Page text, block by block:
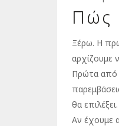
Πώς
Ξέρω. Η
αρχίζουμε
Πρώτα από
θα επιλέξει.
Αν έχουμε